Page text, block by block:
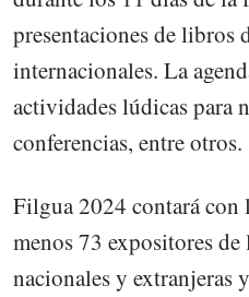
presentaciones de libros
internacionales. La
actividades lúdicas para
conferencias, entre otros.
Filgua 2024 contará
menos 73 expositores
nacionales y extranjeras